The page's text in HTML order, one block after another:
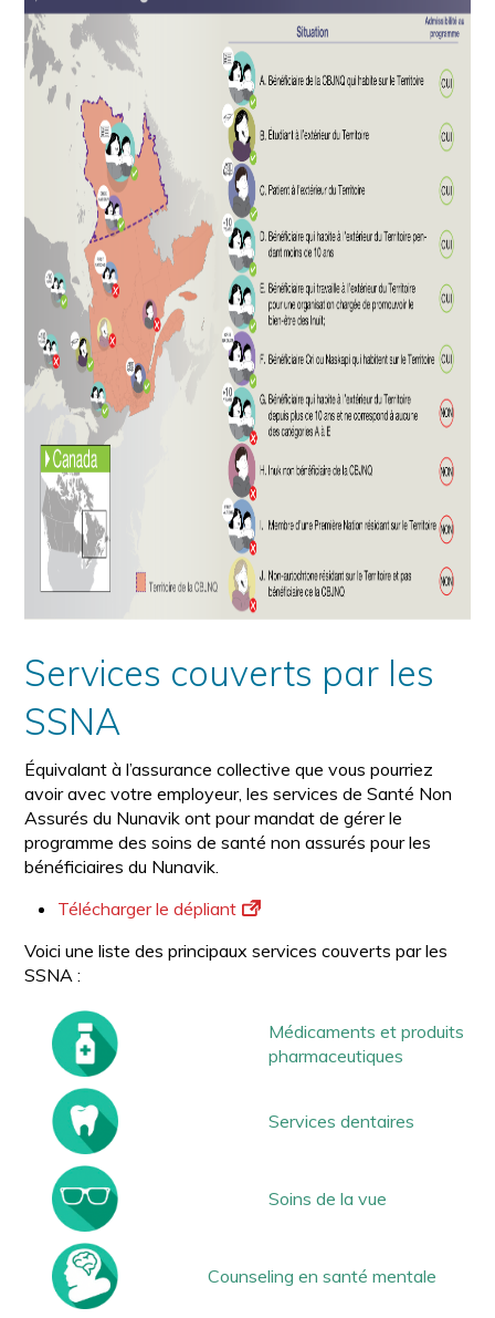
Services couverts par les
SSNA
Équivalant à l’assurance collective que vous pourriez
avoir avec votre employeur, les services de Santé Non
Assurés du Nunavik ont pour mandat de gérer le
programme des soins de santé non assurés pour les
bénéficiaires du Nunavik.
Télécharger le dépliant
Voici une liste des principaux services couverts par les
SSNA :
Médicaments et produits
pharmaceutiques
Services dentaires
Soins de la vue
Counseling en santé mentale